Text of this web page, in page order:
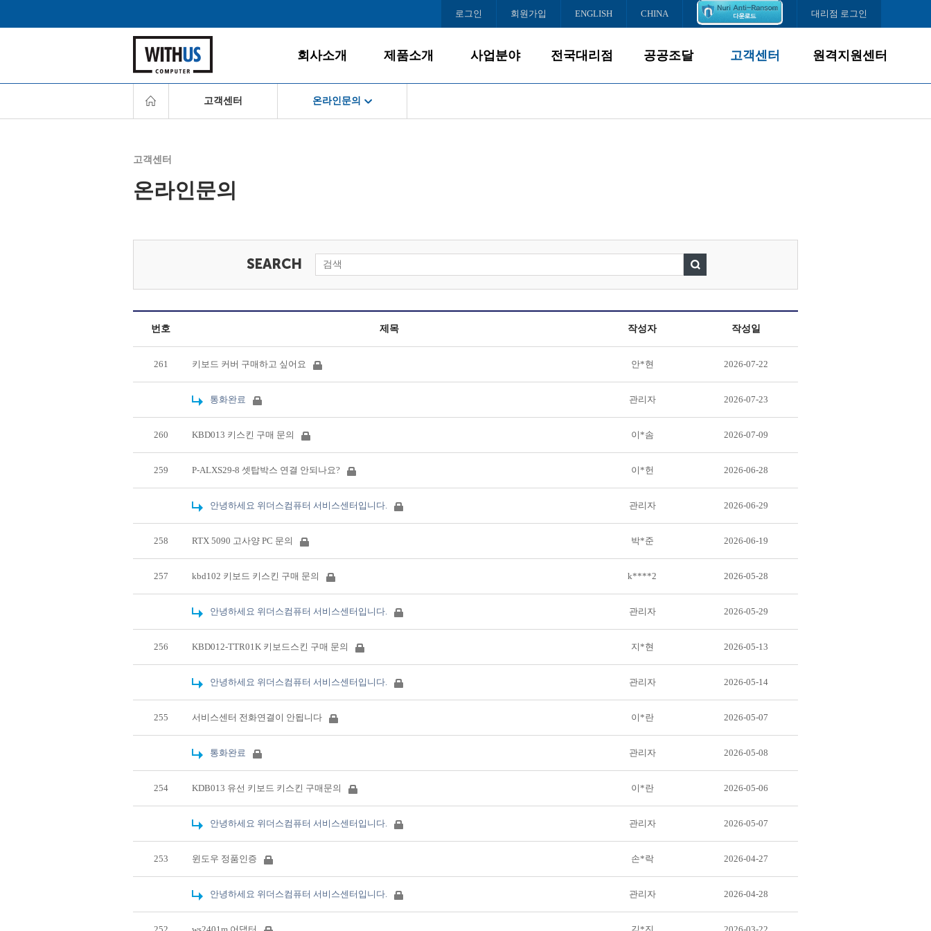
로그인 회원가입 ENGLISH CHINA 대리점 로그인
회사소개
회사소개
제품소개 사업분야 전국대리점 공공조달 고객센터 원격지원센터
고객센터 온라인문의
FAQ
온라인문의
고객센터
온라인문의
번호 제목 작성자 작성일
261 키보드 커버 구매하고 싶어요 안*현 2026-07-22
통화완료 관리자 2026-07-23
260 KBD013 키스킨 구매 문의 이*솜 2026-07-09
259 P-ALXS29-8 셋탑박스 연결 안되나요? 이*헌 2026-06-28
안녕하세요 위더스컴퓨터 서비스센터입니다. 관리자 2026-06-29
258 RTX 5090 고사양 PC 문의 박*준 2026-06-19
257 kbd102 키보드 키스킨 구매 문의 k****2 2026-05-28
안녕하세요 위더스컴퓨터 서비스센터입니다. 관리자 2026-05-29
256 KBD012-TTR01K 키보드스킨 구매 문의 지*현 2026-05-13
안녕하세요 위더스컴퓨터 서비스센터입니다. 관리자 2026-05-14
255 서비스센터 전화연결이 안됩니다 이*란 2026-05-07
통화완료 관리자 2026-05-08
254 KDB013 유선 키보드 키스킨 구매문의 이*란 2026-05-06
안녕하세요 위더스컴퓨터 서비스센터입니다. 관리자 2026-05-07
253 윈도우 정품인증 손*락 2026-04-27
안녕하세요 위더스컴퓨터 서비스센터입니다. 관리자 2026-04-28